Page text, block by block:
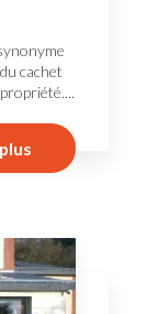
cachet